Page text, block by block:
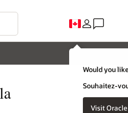
Would you
Souhaitez-
Visit